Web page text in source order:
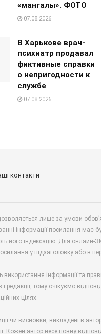
«мангалы». ФОТО
07.08.2026
В Харькове врач-
психиатр продавал
фиктивные справки
о непригодности к
службе
07.08.2026
контакти
лише за умови
інформації посилання має
його індексацію. Для онлайн-
у підзаголовку або в
використання інформації та
редакції, тому очікуємо
цілях.
чи висновки, викладені в
Кожен автор несе повну